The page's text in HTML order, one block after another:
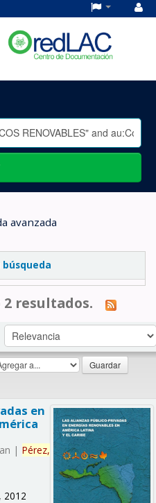
avanzada
búsqueda
resultados.
en
| Pérez,
2012